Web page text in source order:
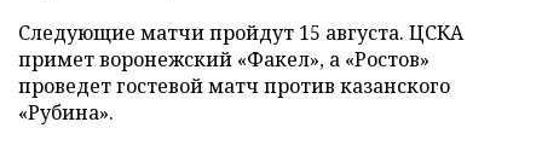
Следующие матчи пройдут 15 августа. ЦСКА
примет воронежский «Факел», а «Ростов»
проведет гостевой матч против казанского
«Рубина».